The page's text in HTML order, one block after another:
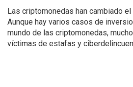
Las criptomonedas han cambiado el
Aunque hay varios casos de
mundo de las criptomonedas,
víctimas de estafas y